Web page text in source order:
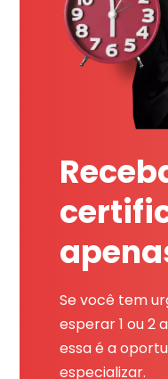
Se você tem
esperar 1 ou 2
essa é a
especializar.